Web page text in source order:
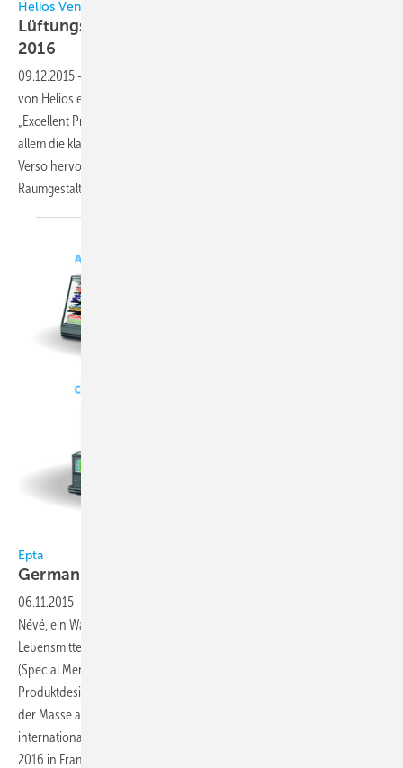
Helios Ventilatoren
Lüftungsgerät erhält German Design Award
2016
09.12.2015 -
von Helios erhält den German Design Award 2016 in der Kategorie
„Excellent Product Design – Energy“. In der Jurybegründung wird vor
allem die klare Linienführung und das puristische Design des EcoVent
Verso hervorgehoben, das sich unauffällig in die moderne
Raumgestaltung
Epta
German Design Award
06.11.2015 -
Névé, ein Warenpräsentationskonzept für die Kühlabteilung im
Lebensmitteleinzelhandel, hat Epta den German Design Award
(Special Mention) erhalten. Der Preis zeichnet Kommunikations- und
Produktdesign aus, das sich durch eine besondere Gestaltung von
der Masse abhebt. Die Preisverleihung findet während der
internationalen Konsumgütermesse Ambiente vom 12. bis 16. Februar
2016 in Frankfurt am Main